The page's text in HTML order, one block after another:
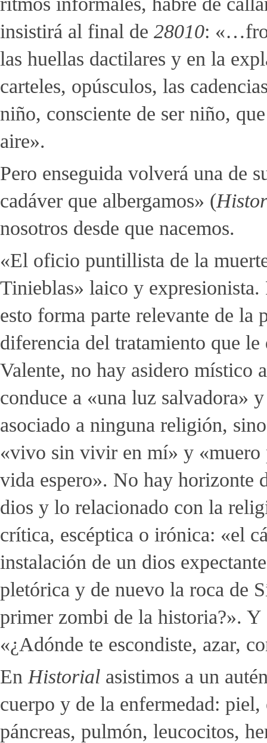
insistirá al final de 28010:
las huellas dactilares y en la
carteles, opúsculos, las
niño, consciente de ser niño,
aire».
Pero enseguida volverá una de
cadáver que albergamos» (
nosotros desde que nacemos.
«El oficio puntillista de la
Tinieblas» laico y
esto forma parte relevante de la
diferencia del tratamiento que
Valente, no hay asidero místico
conduce a «una luz salvadora»
asociado a ninguna religión,
«vivo sin vivir en mí» y «muero
vida espero». No hay horizonte
dios y lo relacionado con la
crítica, escéptica o irónica: «el
instalación de un dios
pletórica y de nuevo la roca de
primer zombi de la historia?».
«¿Adónde te escondiste, azar,
En Historial asistimos a un
cuerpo y de la enfermedad:
páncreas, pulmón, leucocitos,